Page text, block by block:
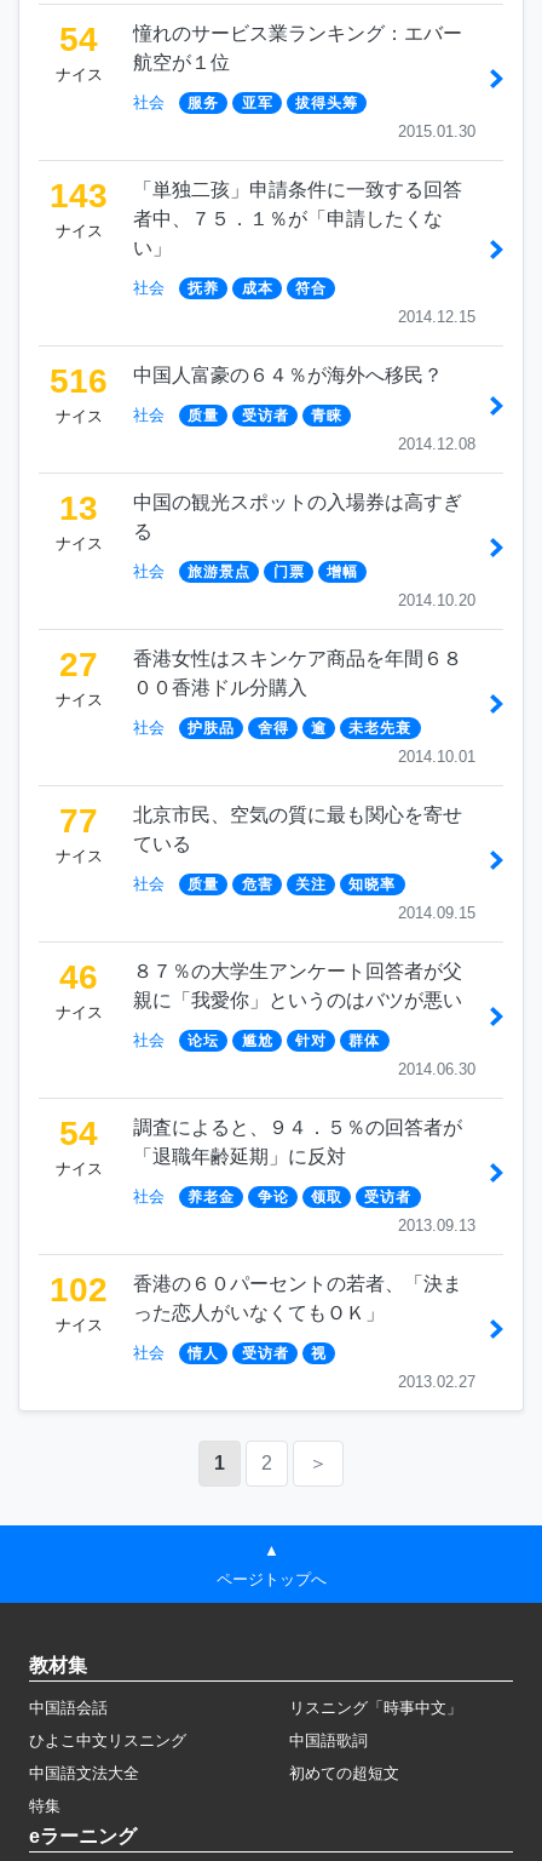
54
ナイス
憧れのサービス業ランキング：エバー
航空が１位
社会 服务 亚军 拔得头筹
2015.01.30
143
ナイス
「単独二孩」申請条件に一致する回答
者中、７５．１％が「申請したくな
い」
社会 抚养 成本 符合
2014.12.15
516
ナイス
中国人富豪の６４％が海外へ移民？
社会 质量 受访者 青睐
2014.12.08
13
ナイス
中国の観光スポットの入場券は高すぎ
る
社会 旅游景点 门票 增幅
2014.10.20
27
ナイス
香港女性はスキンケア商品を年間６８
００香港ドル分購入
社会 护肤品 舍得 逾 未老先衰
2014.10.01
77
ナイス
北京市民、空気の質に最も関心を寄せ
ている
社会 质量 危害 关注 知晓率
2014.09.15
46
ナイス
８７％の大学生アンケート回答者が父
親に「我愛你」というのはバツが悪い
社会 论坛 尴尬 针对 群体
2014.06.30
54
ナイス
調査によると、９４．５％の回答者が
「退職年齢延期」に反対
社会 养老金 争论 领取 受访者
2013.09.13
102
ナイス
香港の６０パーセントの若者、「決ま
った恋人がいなくてもＯＫ」
社会 情人 受访者 视
2013.02.27
1 2 ＞
▲
ページトップへ
教材集
中国語会話
リスニング「時事中文」
ひよこ中文リスニング
中国語歌詞
中国語文法大全
初めての超短文
特集
eラーニング